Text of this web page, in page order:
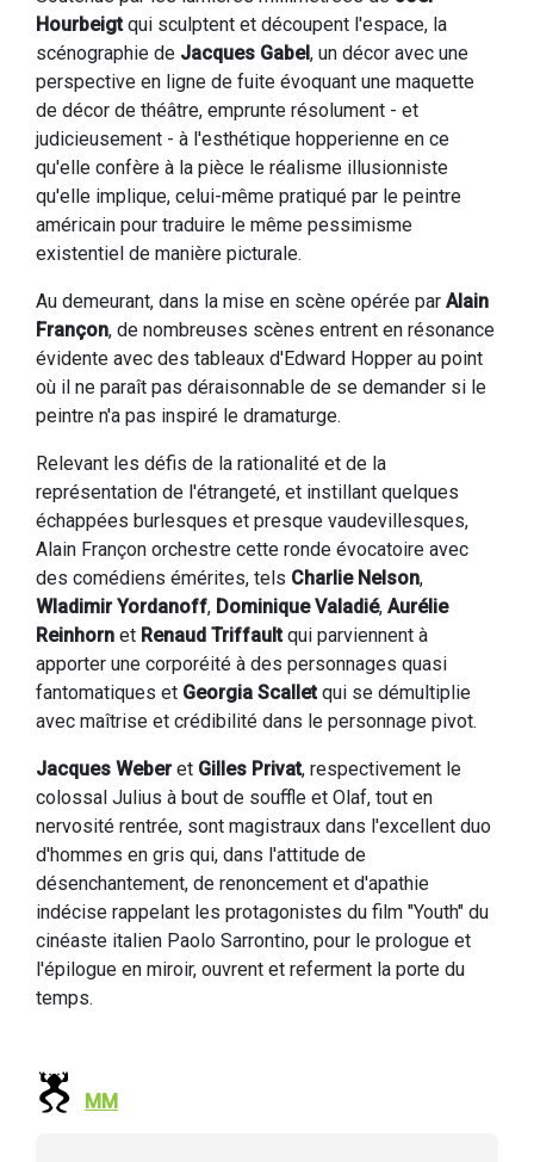
Hourbeigtqui sculptent et découpent l'espace, la
scénographie de Jacques Gabel, un décor avec une
perspective en ligne de fuite évoquant une maquette
de décor de théâtre, emprunte résolument - et
judicieusement - à l'esthétique hopperienne en ce
qu'elle confère à la pièce le réalisme illusionniste
qu'elle implique, celui-même pratiqué par le peintre
américain pour traduire le même pessimisme
existentiel de manière picturale.
Au demeurant, dans la mise en scène opérée par Alain
Françon, de nombreuses scènes entrent en résonance
évidente avec des tableaux d'Edward Hopper au point
où il ne paraît pas déraisonnable de se demander si le
peintre n'a pas inspiré le dramaturge.
Relevant les défis de la rationalité et de la
représentation de l'étrangeté, et instillant quelques
échappées burlesques et presque vaudevillesques,
Alain Françon orchestre cette ronde évocatoire avec
des comédiens émérites, tels Charlie Nelson,
Wladimir Yordanoff, Dominique Valadié, Aurélie
Reinhorn et Renaud Triffaultqui parviennent à
apporter une corporéité à des personnages quasi
fantomatiques et Georgia Scalletqui se démultiplie
avec maîtrise et crédibilité dans le personnage pivot.
Jacques Weberet Gilles Privat, respectivement le
colossal Julius à bout de souffle et Olaf, tout en
nervosité rentrée, sont magistraux dans l'excellent duo
d'hommes en gris qui, dans l'attitude de
désenchantement, de renoncement et d'apathie
indécise rappelant les protagonistes du film "Youth" du
cinéaste italien Paolo Sarrontino, pour le prologue et
l'épilogue en miroir, ouvrent et referment la porte du
temps.
MM